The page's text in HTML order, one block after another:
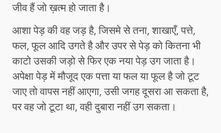
जीव हैं जो ख़त्म हो जाता है।
आशा पेड़ की वह जड़ है, जिसमे से तना, शाखाएँ, पत्ते,
फल, फूल आदि उगते है और उपर से पेड़ को कितना भी
काटो उसकी जड़ो से फिर एक नया पेड़ उग जाता है।
अपेक्षा पेड़ में मौजूद एक पत्ता या फल या फूल है जो टूट
जाए तो वापस नहीं आएगा, उसी जगह दूसरा आ सकता है,
पर वह जो टूटा था, वही दुबारा नहीं उग सकता।